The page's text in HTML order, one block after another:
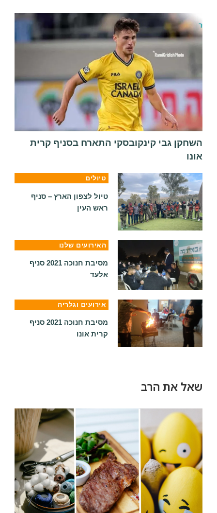
השחקן גבי קינקובסקי התארח בסניף קרית
אונו
טיולים
טיול לצפון הארץ – סניף
ראש העין
האירועים שלנו
מסיבת חנוכה 2021 סניף
אלעד
אירועים וגלריה
מסיבת חנוכה 2021 סניף
קרית אונו
שאל את הרב